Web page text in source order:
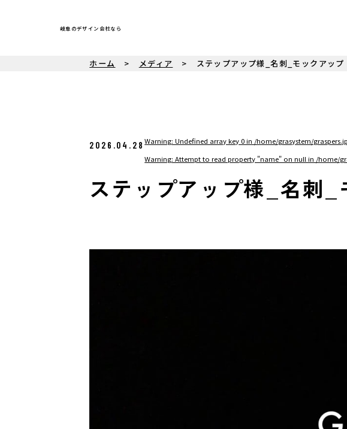
岐阜のデザイン会社なら
ホーム メディア ステップアップ様_名刺_モックアップ
2026.04.28Warning: Undefined array key 0 in /home/grasystem/
Warning: Attempt to read property "name" on null in /home/
ステップアップ様_名刺_